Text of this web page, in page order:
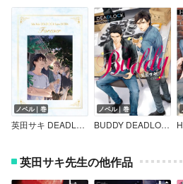
ノベル｜巻
英田サキ DEADLOCK番外編集≪Forever≫
ノベル｜巻
BUDDY DEADLOCK season2
英田サキ先生の他作品